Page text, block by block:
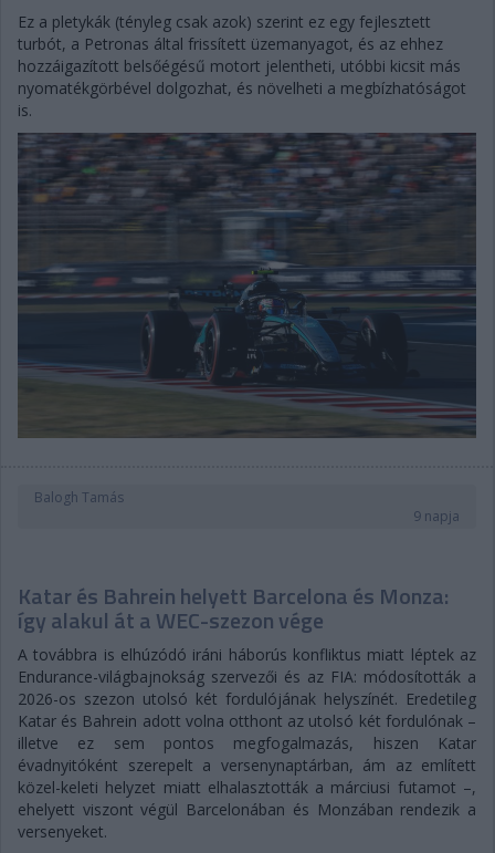
Ez a pletykák (tényleg csak azok) szerint ez egy fejlesztett
turbót, a Petronas által frissített üzemanyagot, és az ehhez
hozzáigazított belsőégésű motort jelentheti, utóbbi kicsit más
nyomatékgörbével dolgozhat, és növelheti a megbízhatóságot
is.
Balogh Tamás
9 napja
Katar és Bahrein helyett Barcelona és Monza:
így alakul át a WEC-szezon vége
A továbbra is elhúzódó iráni háborús konfliktus miatt léptek az
Endurance-világbajnokság szervezői és az FIA: módosították a
2026-os szezon utolsó két fordulójának helyszínét. Eredetileg
Katar és Bahrein adott volna otthont az utolsó két fordulónak –
illetve ez sem pontos megfogalmazás, hiszen Katar
évadnyitóként szerepelt a versenynaptárban, ám az említett
közel-keleti helyzet miatt elhalasztották a márciusi futamot –,
ehelyett viszont végül Barcelonában és Monzában rendezik a
versenyeket.